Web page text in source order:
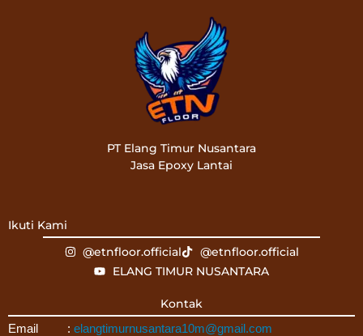
PT Elang Timur Nusantara
Jasa Epoxy Lantai
Ikuti Kami
@etnfloor.official
@etnfloor.official
ELANG TIMUR NUSANTARA
Kontak
Email : elangtimurnusantara10m@gmail.com